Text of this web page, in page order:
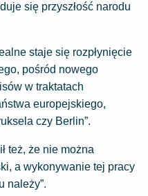
się przyszłość narodu
staje się rozpłynięcie
pośród nowego
w traktatach
europejskiego,
czy Berlin”.
też, że nie można
a wykonywanie tej pracy
należy”.